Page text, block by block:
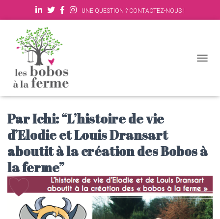
UNE QUESTION ? CONTACTEZ-NOUS !
N
I
G
A
T
I
Par Ichi: “L’histoire de vie
d’Elodie et Louis Dransart
aboutit à la création des Bobos à
la ferme”